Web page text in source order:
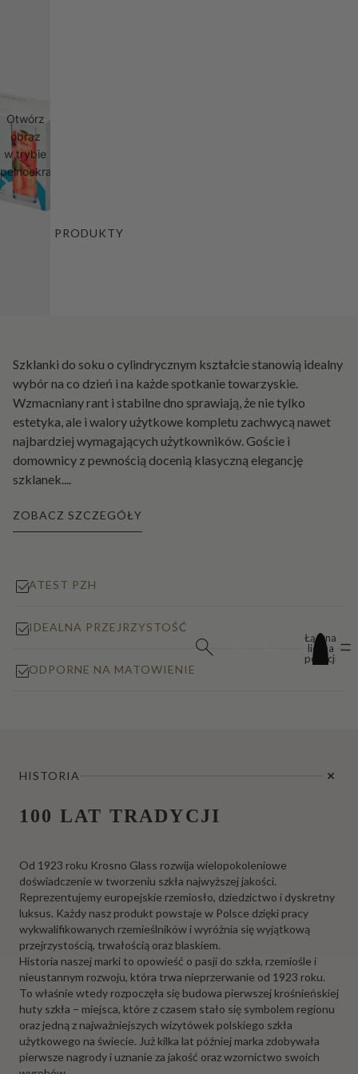
PRODUKTY
Łączna
liczba
pozycji
w
Otwórz
obraz
w trybie
pełnoekranowym
Szklanki do soku o cylindrycznym kształcie stanowią idealny
wybór na co dzień i na każde spotkanie towarzyskie.
Wzmacniany rant i stabilne dno sprawiają, że nie tylko
estetyka, ale i walory użytkowe kompletu zachwycą nawet
najbardziej wymagających użytkowników. Goście i
domownicy z pewnością docenią klasyczną elegancję
szklanek....
ZOBACZ SZCZEGÓŁY
ATEST PZH
IDEALNA PRZEJRZYSTOŚĆ
ODPORNE NA MATOWIENIE
HISTORIA
100 LAT TRADYCJI
Od 1923 roku Krosno Glass rozwija wielopokoleniowe
doświadczenie w tworzeniu szkła najwyższej jakości.
Reprezentujemy europejskie rzemiosło, dziedzictwo i dyskretny
luksus. Każdy nasz produkt powstaje w Polsce dzięki pracy
wykwalifikowanych rzemieślników i wyróżnia się wyjątkową
przejrzystością, trwałością oraz blaskiem.
Historia naszej marki to opowieść o pasji do szkła, rzemiośle i
nieustannym rozwoju, która trwa nieprzerwanie od 1923 roku.
To właśnie wtedy rozpoczęła się budowa pierwszej krośnieńskiej
huty szkła – miejsca, które z czasem stało się symbolem regionu
oraz jedną z najważniejszych wizytówek polskiego szkła
użytkowego na świecie. Już kilka lat później marka zdobywała
pierwsze nagrody i uznanie za jakość oraz wzornictwo swoich